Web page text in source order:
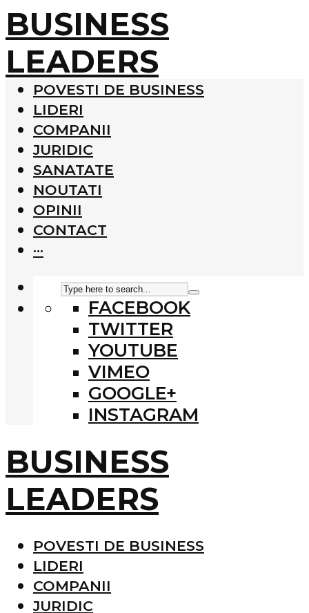
BUSINESS
LEADERS
POVESTI DE BUSINESS
LIDERI
COMPANII
JURIDIC
SANATATE
NOUTATI
OPINII
CONTACT
···
FACEBOOK
TWITTER
YOUTUBE
VIMEO
GOOGLE+
INSTAGRAM
BUSINESS
LEADERS
POVESTI DE BUSINESS
LIDERI
COMPANII
JURIDIC